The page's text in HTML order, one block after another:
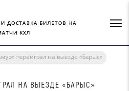
ДОСТАВКА БИЛЕТОВ НА
КХЛ
переиграл на выезде «Барыс»
НА ВЫЕЗДЕ «БАРЫС»